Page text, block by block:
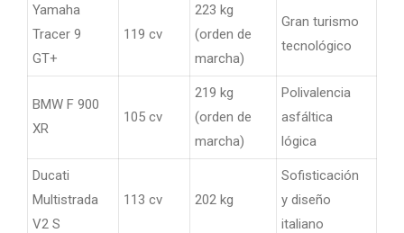
Yamaha
Tracer 9
GT+
119 cv
223 kg
(orden de
marcha)
Gran turismo
tecnológico
BMW F 900
XR
105 cv
219 kg
(orden de
marcha)
Polivalencia
asfáltica
lógica
Ducati
Multistrada
V2 S
113 cv 202 kg
Sofisticación
y diseño
italiano